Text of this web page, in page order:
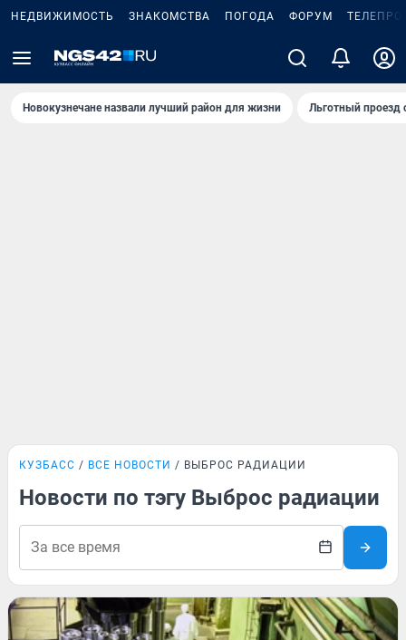
НЕДВИЖИМОСТЬ ЗНАКОМСТВА ПОГОДА ФОРУМ
Новокузнечане назвали лучший район для жизни Льготный проезд
КУЗБАСС ВСЕ НОВОСТИ ВЫБРОС РАДИАЦИИ
Новости по тэгу Выброс радиации